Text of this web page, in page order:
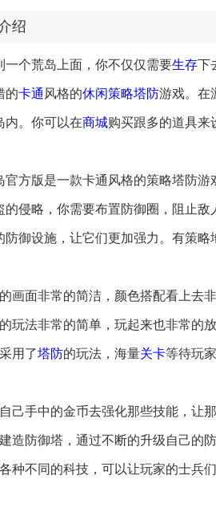
绍
一个荒岛上面，你不仅仅需要生存下
的卡通 风格的休闲策略塔防游戏。在
内。你可以在商城购买跟多的道具来
官方版是一款卡通风格的策略塔防
的侵略，你需要布置防御圈，阻止
防御设施，让它们更加强力。有策略
画面非常的简洁，颜色搭配看上去非
玩法非常的简单，玩起来也非常的放
用了塔防的玩法，海量关卡等待玩
己手中的金币去强化那些技能，让
造防御塔，通过不断的升级自己的
种不同的科技，可以让玩家的士兵